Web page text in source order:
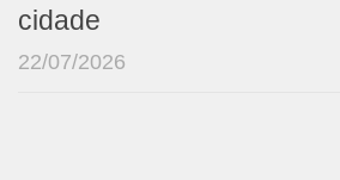
cidade
22/07/2026